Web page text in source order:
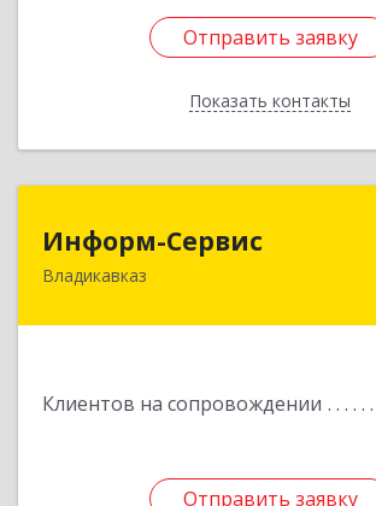
Отправить заявку
Показать контакты
Отправить заявку
Назад
Информ-Сервис
Владикавказ
Клиентов на сопровождении
Отправить заявку
362020, Северная Осетия -
Отправить заявку